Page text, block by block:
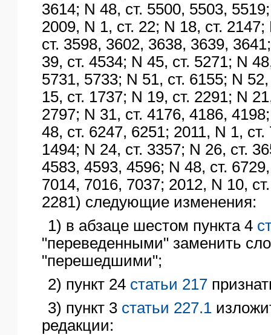
3614; N 48, ст. 5500, 5503,
2009, N 1, ст. 22; N 18, ст.
ст. 3598, 3602, 3638, 3639,
39, ст. 4534; N 45, ст. 5271; N
5731, 5733; N 51, ст. 6155; N
15, ст. 1737; N 19, ст. 2291; N
2797; N 31, ст. 4176, 4186,
48, ст. 6247, 6251; 2011, N 1, ст.
1494; N 24, ст. 3357; N 26, ст.
4583, 4593, 4596; N 48, ст.
7014, 7016, 7037; 2012, N 10,
2281) следующие изменения:
1) в абзаце шестом пункта 4
"переведенными" заменить
"перешедшими";
2) пункт 24 статьи 217
3) пункт 3 статьи 227.1
редакции: